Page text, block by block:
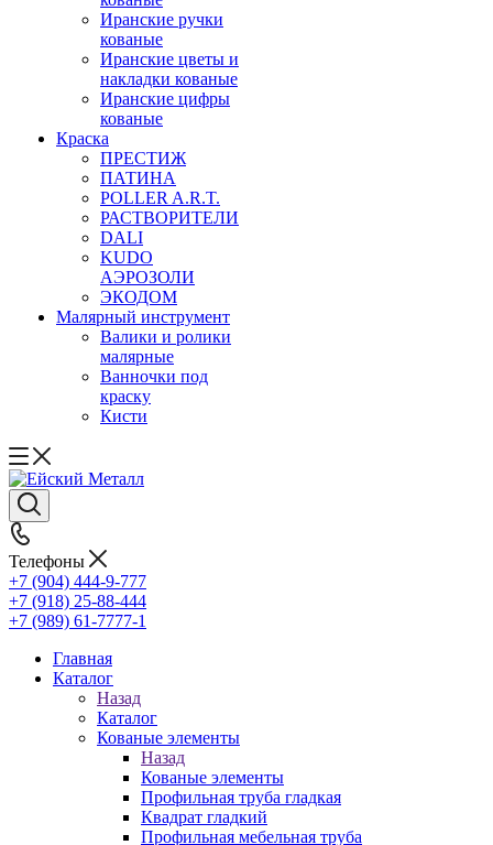
Иранские ручки
кованые
Иранские цветы и
накладки кованые
Иранские цифры
кованые
Краска
ПРЕСТИЖ
ПАТИНА
POLLER A.R.T.
РАСТВОРИТЕЛИ
DALI
KUDO
АЭРОЗОЛИ
ЭКОДОМ
Малярный инструмент
Валики и ролики
малярные
Ванночки под
краску
Кисти
Телефоны
+7 (904) 444-9-777
+7 (918) 25-88-444
+7 (989) 61-7777-1
Главная
Каталог
Назад
Каталог
Кованые элементы
Назад
Кованые элементы
Профильная труба гладкая
Квадрат гладкий
Профильная мебельная труба